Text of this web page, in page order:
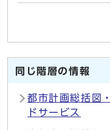
同じ階層の情報
都市計画総括図
ドサービス